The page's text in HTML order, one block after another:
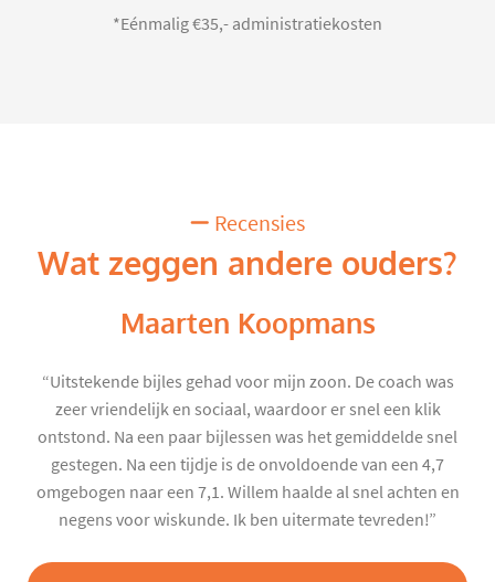
*Eénmalig €35,- administratiekosten
Recensies
Wat zeggen andere ouders?
Maarten Koopmans
“Uitstekende bijles gehad voor mijn zoon. De coach was
zeer vriendelijk en sociaal, waardoor er snel een klik
ontstond. Na een paar bijlessen was het gemiddelde snel
gestegen. Na een tijdje is de onvoldoende van een 4,7
omgebogen naar een 7,1. Willem haalde al snel achten en
negens voor wiskunde. Ik ben uitermate tevreden!”